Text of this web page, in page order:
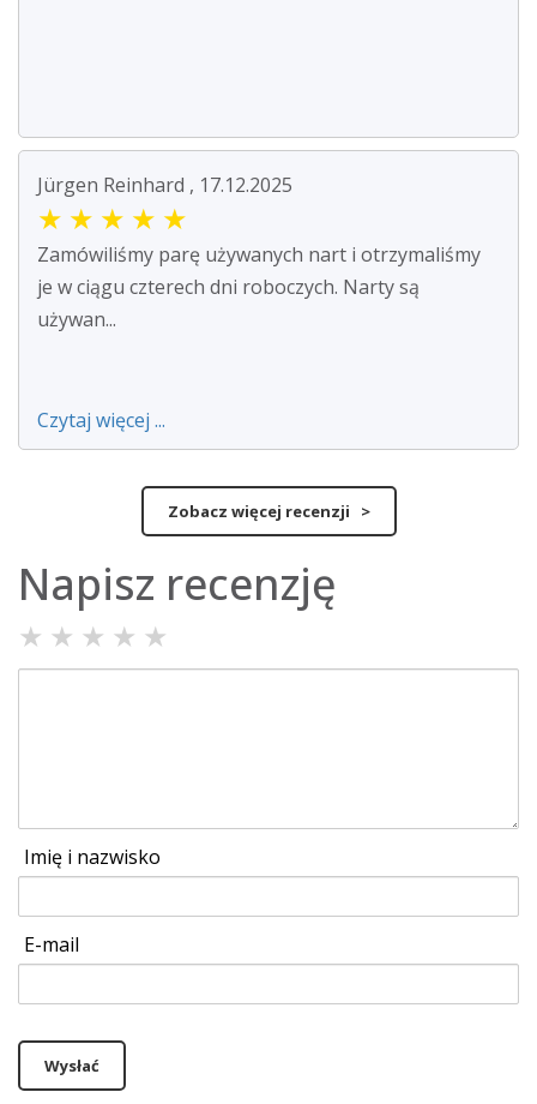
Jürgen Reinhard , 17.12.2025
★ ★ ★ ★ ★
Zamówiliśmy parę używanych nart i otrzymaliśmy
je w ciągu czterech dni roboczych. Narty są
używan...
Czytaj więcej ...
Zobacz więcej recenzji >
Napisz recenzję
★ ★ ★ ★ ★
Imię i nazwisko
E-mail
Wysłać